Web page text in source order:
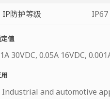
IP防护等级
值
30VDC, 0.05A 16VDC,
Industrial and automotive